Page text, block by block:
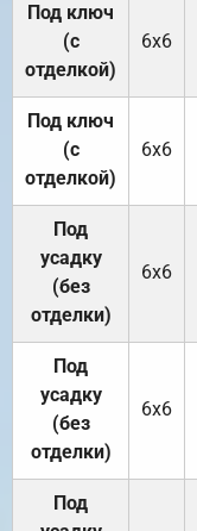
Под ключ
(с
отделкой)
6х6
Под ключ
(с
отделкой)
6х6
Под
усадку
(без
отделки)
6х6
Под
усадку
(без
отделки)
6х6
Под